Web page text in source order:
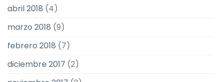
abril 2018 (4)
marzo 2018 (9)
febrero 2018 (7)
diciembre 2017 (2)